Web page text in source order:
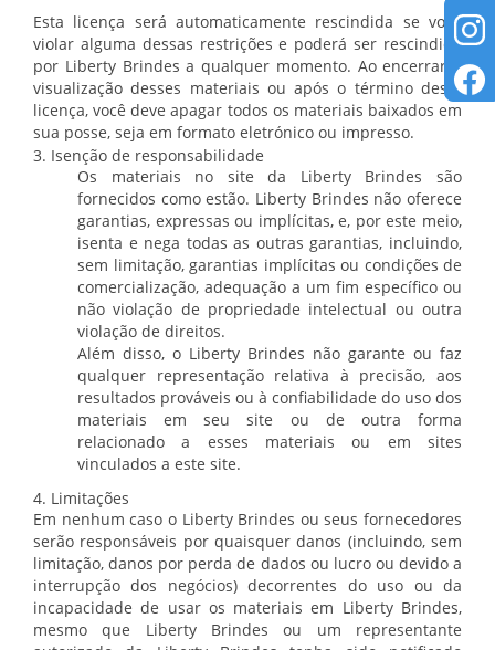
Esta licença será automaticamente rescindida se você
violar alguma dessas restrições e poderá ser rescindida
por Liberty Brindes a qualquer momento. Ao encerrar a
visualização desses materiais ou após o término desta
licença, você deve apagar todos os materiais baixados em
sua posse, seja em formato eletrónico ou impresso.
3. Isenção de responsabilidade
Os materiais no site da Liberty Brindes são
fornecidos como estão. Liberty Brindes não oferece
garantias, expressas ou implícitas, e, por este meio,
isenta e nega todas as outras garantias, incluindo,
sem limitação, garantias implícitas ou condições de
comercialização, adequação a um fim específico ou
não violação de propriedade intelectual ou outra
violação de direitos.
Além disso, o Liberty Brindes não garante ou faz
qualquer representação relativa à precisão, aos
resultados prováveis ​​ou à confiabilidade do uso dos
materiais em seu site ou de outra forma
relacionado a esses materiais ou em sites
vinculados a este site.
4. Limitações
Em nenhum caso o Liberty Brindes ou seus fornecedores
serão responsáveis ​​por quaisquer danos (incluindo, sem
limitação, danos por perda de dados ou lucro ou devido a
interrupção dos negócios) decorrentes do uso ou da
incapacidade de usar os materiais em Liberty Brindes,
mesmo que Liberty Brindes ou um representante